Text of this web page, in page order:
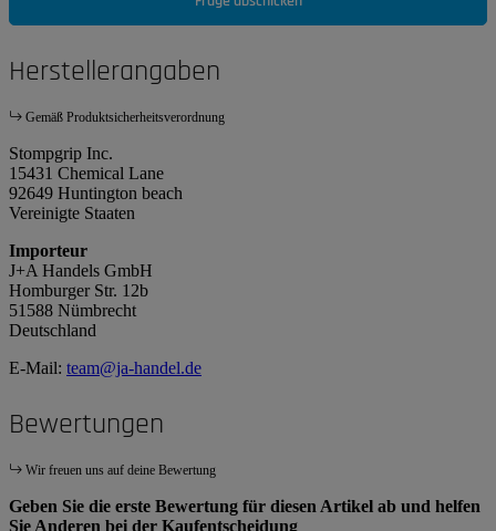
Herstellerangaben
Gemäß Produktsicherheitsverordnung
Stompgrip Inc.
15431 Chemical Lane
92649 Huntington beach
Vereinigte Staaten
Importeur
J+A Handels GmbH
Homburger Str. 12b
51588 Nümbrecht
Deutschland
E-Mail: team@ja-handel.de
Bewertungen
Wir freuen uns auf deine Bewertung
Geben Sie die erste Bewertung für diesen Artikel ab und helfen
Sie Anderen bei der Kaufentscheidung